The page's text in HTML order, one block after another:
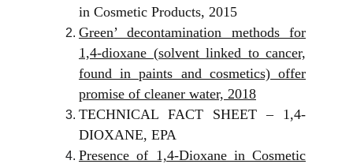
in Cosmetic Products, 2015
Green’ decontamination methods for
1,4-dioxane (solvent linked to cancer,
found in paints and cosmetics) offer
promise of cleaner water, 2018
TECHNICAL FACT SHEET – 1,4-
DIOXANE, EPA
Presence of 1,4-Dioxane in Cosmetic